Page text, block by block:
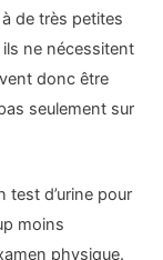
de très petites
ils ne nécessitent
donc être
seulement sur
test d’urine pour
moins
physique.